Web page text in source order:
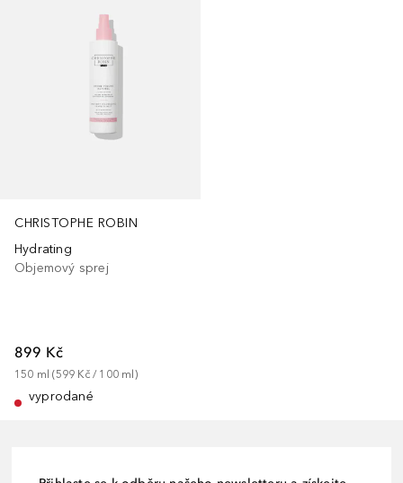
CHRISTOPHE ROBIN
Hydrating
Objemový sprej
899 Kč
150 ml (599 Kč / 100 ml)
vyprodané